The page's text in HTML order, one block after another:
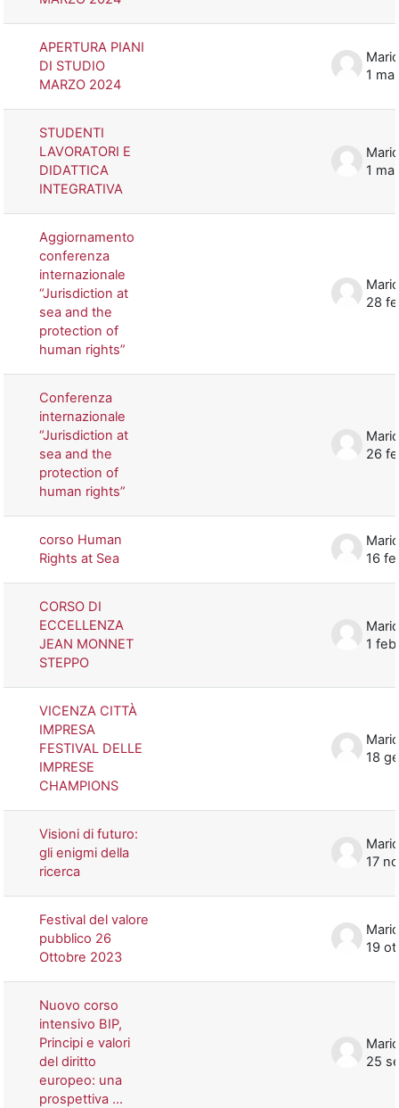
APERTURA PIANI
DI STUDIO
MARZO 2024
1
STUDENTI
LAVORATORI E
DIDATTICA
INTEGRATIVA
1
Aggiornamento
conferenza
internazionale
“Jurisdiction at
sea and the
protection of
human rights”
28
Conferenza
internazionale
“Jurisdiction at
sea and the
protection of
human rights”
26
corso Human
Rights at Sea
16
CORSO DI
ECCELLENZA
JEAN MONNET
STEPPO
1
VICENZA CITTÀ
IMPRESA
FESTIVAL DELLE
IMPRESE
CHAMPIONS
18
Visioni di futuro:
gli enigmi della
ricerca
17
Festival del valore
pubblico 26
Ottobre 2023
19
Nuovo corso
intensivo BIP,
Principi e valori
del diritto
europeo: una
prospettiva ...
25